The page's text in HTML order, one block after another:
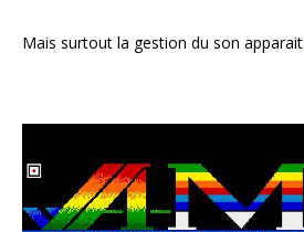
Mais surtout la gestion du son apparait